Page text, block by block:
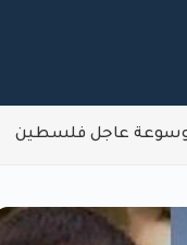
عاجل فلسطين